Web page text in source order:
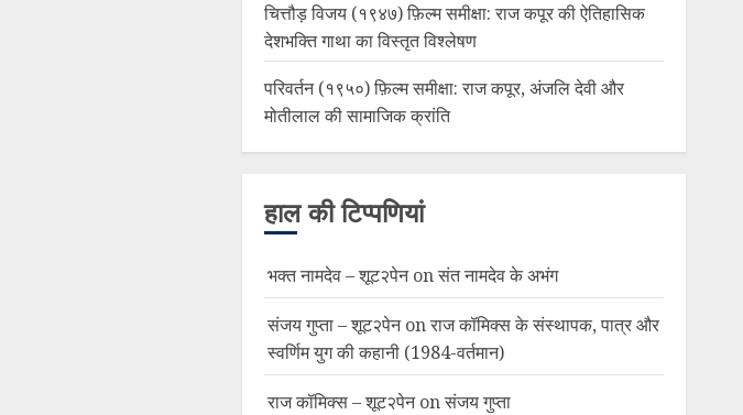
चित्तौड़ विजय (१९४७) फ़िल्म समीक्षा: राज कपूर की ऐतिहासिक
देशभक्ति गाथा का विस्तृत विश्लेषण
परिवर्तन (१९५०) फ़िल्म समीक्षा: राज कपूर, अंजलि देवी और
मोतीलाल की सामाजिक क्रांति
हाल की टिप्पणियां
भक्त नामदेव – शूट२पेनonसंत नामदेव के अभंग
संजय गुप्ता – शूट२पेनonराज कॉमिक्स के संस्थापक, पात्र और
स्वर्णिम युग की कहानी (1984-वर्तमान)
राज कॉमिक्स – शूट२पेनonसंजय गुप्ता